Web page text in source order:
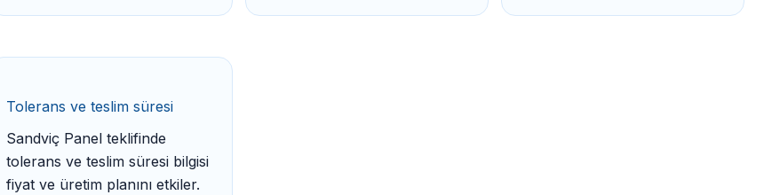
Tolerans ve teslim süresi
Sandviç Panel teklifinde
tolerans ve teslim süresi bilgisi
fiyat ve üretim planını etkiler.